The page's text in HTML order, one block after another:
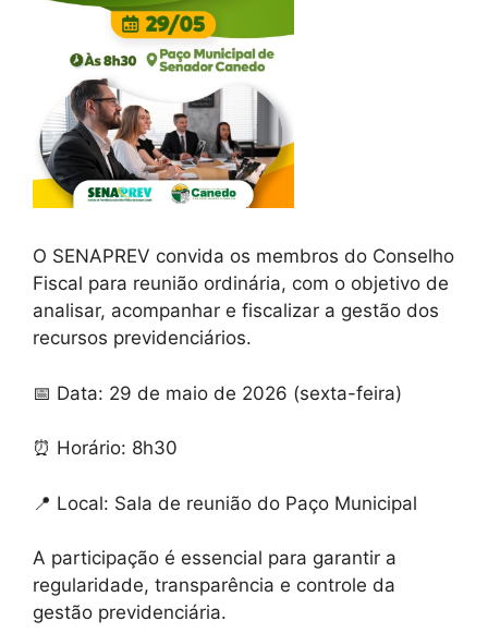
O SENAPREV convida os membros do Conselho
Fiscal para reunião ordinária, com o objetivo de
analisar, acompanhar e fiscalizar a gestão dos
recursos previdenciários.
📅 Data: 29 de maio de 2026 (sexta-feira)
⏰ Horário: 8h30
📍 Local: Sala de reunião do Paço Municipal
A participação é essencial para garantir a
regularidade, transparência e controle da
gestão previdenciária.